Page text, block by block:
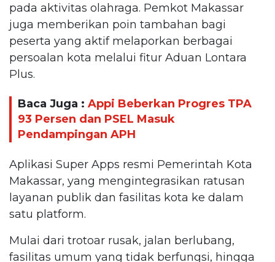
pada aktivitas olahraga. Pemkot Makassar
juga memberikan poin tambahan bagi
peserta yang aktif melaporkan berbagai
persoalan kota melalui fitur Aduan Lontara
Plus.
Baca Juga : Appi Beberkan Progres TPA
93 Persen dan PSEL Masuk
Pendampingan APH
Aplikasi Super Apps resmi Pemerintah Kota
Makassar, yang mengintegrasikan ratusan
layanan publik dan fasilitas kota ke dalam
satu platform.
Mulai dari trotoar rusak, jalan berlubang,
fasilitas umum yang tidak berfungsi, hingga